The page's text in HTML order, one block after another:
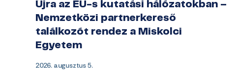
Újra az EU-s kutatási hálózatokban –
Nemzetközi partnerkereső
találkozót rendez a Miskolci
Egyetem
2026. augusztus 5.